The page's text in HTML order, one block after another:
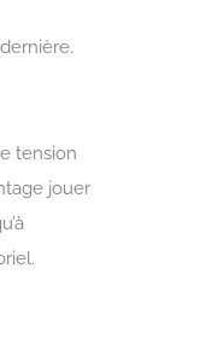
tension
jouer